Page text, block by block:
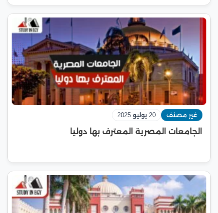
غير مصنف 20 يوليو 2025
الجامعات المصرية المعترف بها دوليا